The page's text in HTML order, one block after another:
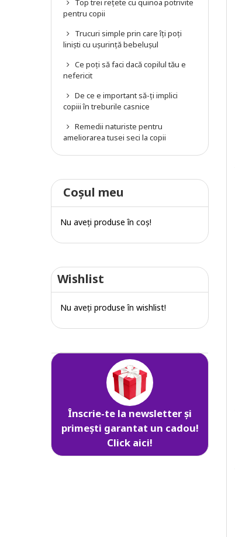
Top trei rețete cu quinoa potrivite
pentru copii
Trucuri simple prin care îți poți
liniști cu ușurință bebelușul
Ce poți să faci dacă copilul tău e
nefericit
De ce e important să-ți implici
copiii în treburile casnice
Remedii naturiste pentru
ameliorarea tusei seci la copii
Coşul meu
Nu aveţi produse în coş!
Wishlist
Nu aveţi produse în wishlist!
Înscrie-te la newsletter și
primești garantat un cadou!
Click aici!